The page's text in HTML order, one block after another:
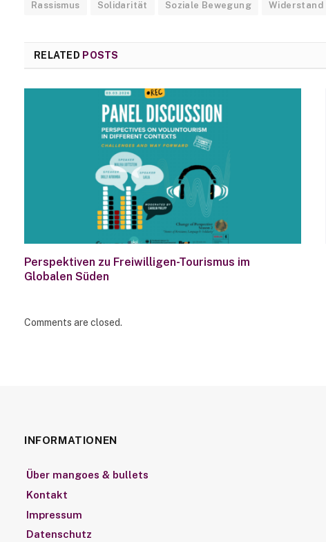
Rassismus Solidarität Soziale Bewegung Widerstand
RELATED POSTS
Perspektiven zu Freiwilligen-Tourismus im
Globalen Süden
Comments are closed.
INFORMATIONEN
Über mangoes & bullets
Kontakt
Impressum
Datenschutz